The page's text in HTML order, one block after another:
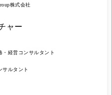
株式会社
ャー
・経営コンサルタント
サルタント